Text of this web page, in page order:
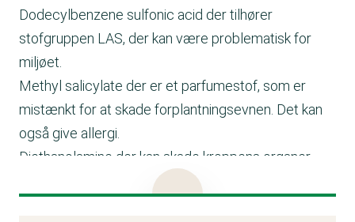
Dodecylbenzene sulfonic acid der tilhører
stofgruppen LAS, der kan være problematisk for
miljøet.
Methyl salicylate der er et parfumestof, som er
mistænkt for at skade forplantningsevnen. Det kan
også give allergi.
Diethanolamine der kan skade kroppens organer.
Menthol der er et parfumestof, der kan give allergi.